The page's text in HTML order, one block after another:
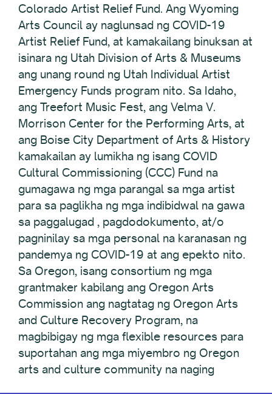
Colorado Artist Relief Fund. Ang Wyoming
Arts Council ay naglunsad ng COVID-19
Artist Relief Fund, at kamakailang binuksan at
isinara ng Utah Division of Arts & Museums
ang unang round ng Utah Individual Artist
Emergency Funds program nito. Sa Idaho,
ang Treefort Music Fest, ang Velma V.
Morrison Center for the Performing Arts, at
ang Boise City Department of Arts & History
kamakailan ay lumikha ng isang COVID
Cultural Commissioning (CCC) Fund na
gumagawa ng mga parangal sa mga artist
para sa paglikha ng mga indibidwal na gawa
sa paggalugad , pagdodokumento, at/o
pagninilay sa mga personal na karanasan ng
pandemya ng COVID-19 at ang epekto nito.
Sa Oregon, isang consortium ng mga
grantmaker kabilang ang Oregon Arts
Commission ang nagtatag ng Oregon Arts
and Culture Recovery Program, na
magbibigay ng mga flexible resources para
suportahan ang mga miyembro ng Oregon
arts and culture community na naging